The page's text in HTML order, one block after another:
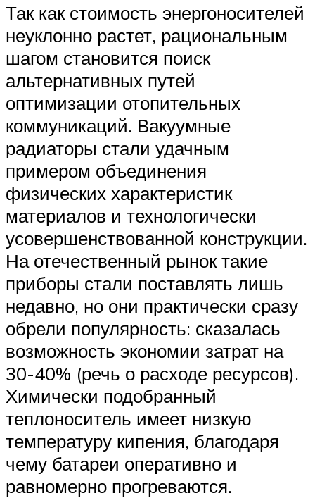
Так как стоимость энергоносителей
неуклонно растет, рациональным
шагом становится поиск
альтернативных путей
оптимизации отопительных
коммуникаций. Вакуумные
радиаторы стали удачным
примером объединения
физических характеристик
материалов и технологически
усовершенствованной конструкции.
На отечественный рынок такие
приборы стали поставлять лишь
недавно, но они практически сразу
обрели популярность: сказалась
возможность экономии затрат на
30-40% (речь о расходе ресурсов).
Химически подобранный
теплоноситель имеет низкую
температуру кипения, благодаря
чему батареи оперативно и
равномерно прогреваются.